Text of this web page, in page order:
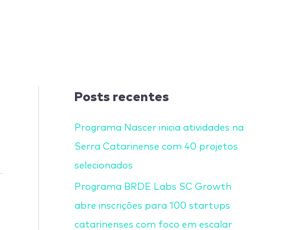
Posts recentes
Programa Nascer inicia atividades na
Serra Catarinense com 40 projetos
selecionados
Programa BRDE Labs SC Growth
abre inscrições para 100 startups
catarinenses com foco em escalar